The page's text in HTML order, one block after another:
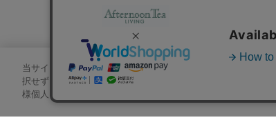
当サイトでは、サイトの利便性向上のためにクッキーを使用
択せずにページを移動した場合、クッキーの使用に同意した
様個人を特定できる情報」は一切含まれておりません。詳細は